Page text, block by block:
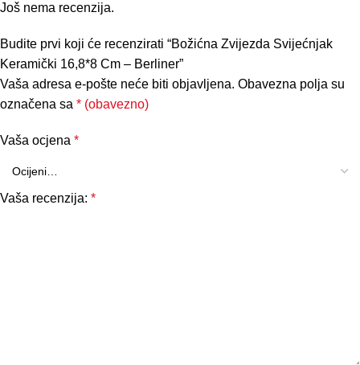
Još nema recenzija.
Budite prvi koji će recenzirati “Božićna Zvijezda Svijećnjak
Keramički 16,8*8 Cm – Berliner”
Vaša adresa e-pošte neće biti objavljena. Obavezna polja su
označena sa * (obavezno)
Vaša ocjena *
Vaša recenzija: *